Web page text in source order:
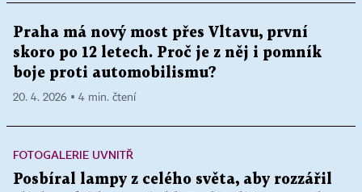
Praha má nový most přes Vltavu, první
skoro po 12 letech. Proč je z něj i pomník
boje proti automobilismu?
20. 4. 2026 ▪ 4 min. čtení
FOTOGALERIE UVNITŘ
Posbíral lampy z celého světa, aby rozzářil